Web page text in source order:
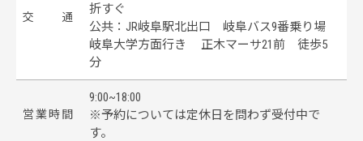
交 通
折すぐ
公共：JR岐阜駅北出口 岐阜バス9番乗り場
岐阜大学方面行き 正木マーサ21前 徒歩5
分
営業 時 間
9:00~18:00
※予約については定休日を問わず受付中で
す。